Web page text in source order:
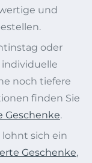
und
oder
noch tiefere
finden Sie
Geschenke.
lohnt sich ein
Geschenke,